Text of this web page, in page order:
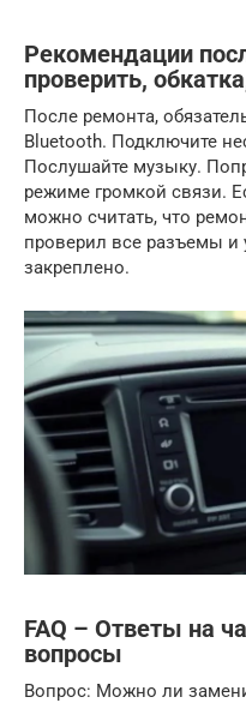
Рекомендации
проверить,
После ремонта,
Bluetooth. Подключите
Послушайте музыку.
режиме громкой связи.
можно считать, что
проверил все разъемы и
закреплено.
FAQ – Ответы на
вопросы
Вопрос: Можно ли